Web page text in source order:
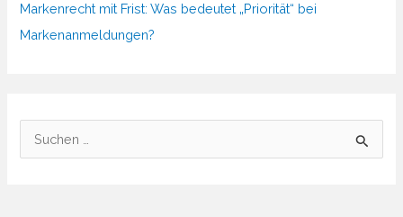
Markenrecht mit Frist: Was bedeutet „Priorität“ bei
Markenanmeldungen?
u